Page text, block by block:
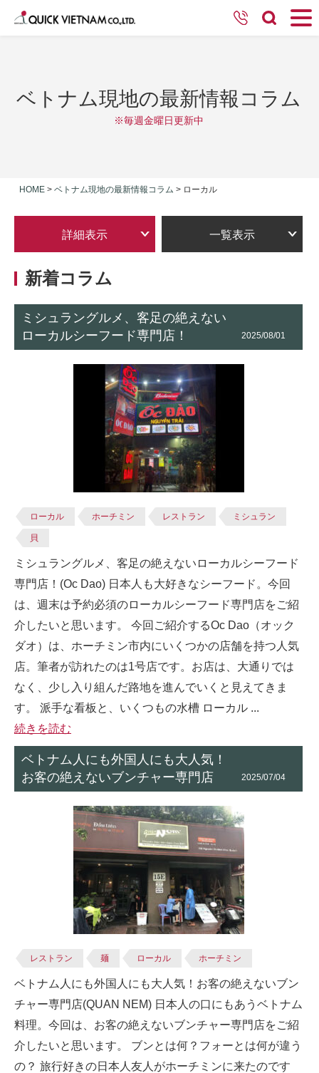
ベトナム現地の最新情報コラム
※毎週金曜日更新中
HOME > ベトナム現地の最新情報コラム > ローカル
詳細表示 一覧表示
新着コラム
ミシュラングルメ、客足の絶えない
ローカルシーフード専門店！
2025/08/01
ローカル ホーチミン レストラン ミシュラン
貝
ミシュラングルメ、客足の絶えないローカルシーフード
専門店！(Oc Dao) 日本人も大好きなシーフード。今回
は、週末は予約必須のローカルシーフード専門店をご紹
介したいと思います。 今回ご紹介するOc Dao（オック
ダオ）は、ホーチミン市内にいくつかの店舗を持つ人気
店。筆者が訪れたのは1号店です。お店は、大通りでは
なく、少し入り組んだ路地を進んでいくと見えてきま
す。 派手な看板と、いくつもの水槽 ローカル ...
続きを読む
ベトナム人にも外国人にも大人気！
お客の絶えないブンチャー専門店
2025/07/04
レストラン 麺 ローカル ホーチミン
ベトナム人にも外国人にも大人気！お客の絶えないブン
チャー専門店(QUAN NEM) 日本人の口にもあうベトナム
料理。今回は、お客の絶えないブンチャー専門店をご紹
介したいと思います。 ブンとは何？フォーとは何が違う
の？ 旅行好きの日本人友人がホーチミンに来たのです